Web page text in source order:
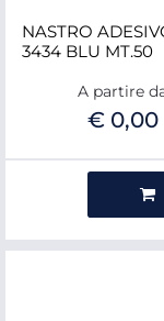
NASTRO
3434 BLU MT.50
A partire
€ 0,00